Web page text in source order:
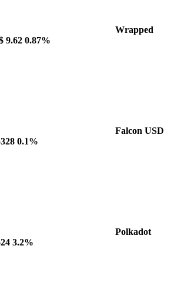
Wrapped
9.62 0.87%
Falcon USD
0.1%
Polkadot
3.2%